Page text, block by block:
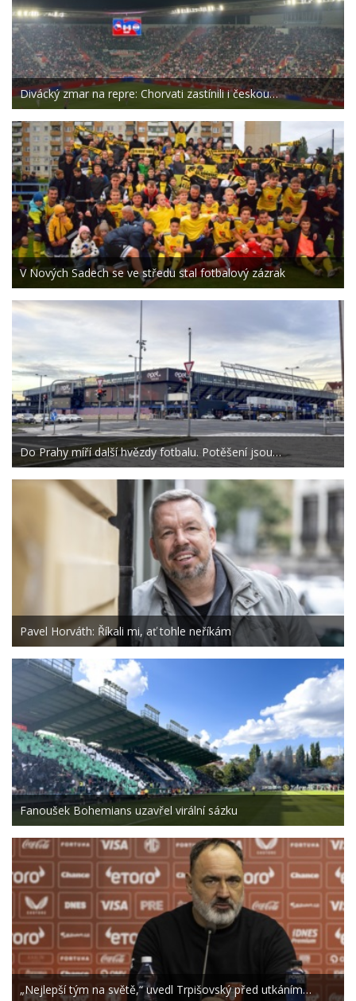
Divácký zmar na repre: Chorvati zastínili i českou…
V Nových Sadech se ve středu stal fotbalový zázrak
Do Prahy míří další hvězdy fotbalu. Potěšení jsou…
Pavel Horváth: Říkali mi, ať tohle neříkám
Fanoušek Bohemians uzavřel virální sázku
„Nejlepší tým na světě,“ uvedl Trpišovský před utkáním…